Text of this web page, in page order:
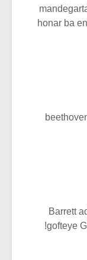
honar ba
Barrett
gofteye